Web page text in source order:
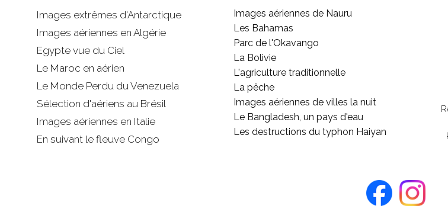
Images extrêmes d'Antarctique
Images aériennes en Algérie
Egypte vue du Ciel
Le Maroc en aérien
Le Monde Perdu du Venezuela
Sélection d'aériens au Brésil
Images aériennes en Italie
En suivant le fleuve Congo
Images aériennes de Nauru
Les Bahamas
Parc de l'Okavango
La Bolivie
L'agriculture traditionnelle
La pêche
Images aériennes de villes la nuit
Le Bangladesh, un pays d'eau
Les destructions du typhon Haiyan